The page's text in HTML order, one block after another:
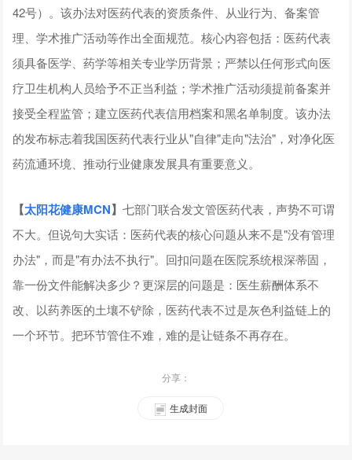
42号）。该办法对医药代表的资质条件、从业行为、备案管
理、学术推广活动等作出全面规范。核心内容包括：医药代表
须具备医学、药学等相关专业学历背景；严禁以任何形式向医
疗卫生机构人员给予不正当利益；学术推广活动须提前备案并
接受全程监管；建立医药代表信用档案和黑名单制度。该办法
的发布标志着我国医药代表行业从"自律"走向"法治"，对净化医
药流通环境、推动行业健康发展具有重要意义。
【太阳花健康MCN】七部门联合发文管医药代表，声势不可谓
不大。但说句大实话：医药代表的核心问题从来不是"没有管理
办法"，而是"有办法不执行"。回扣问题在医院系统根深蒂固，
靠一份文件能解决多少？更深层的问题是：医生薪酬体系不
改、以药养医的土壤不铲除，医药代表不过是灰色利益链上的
一个环节。把环节管住不难，难的是让链条不再存在。
分享：
生成封面